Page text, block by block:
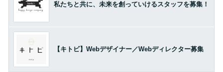
私たちと共に、未来を創っていけるスタッフを募集！
【キトビ】Webデザイナー／Webディレクター募集